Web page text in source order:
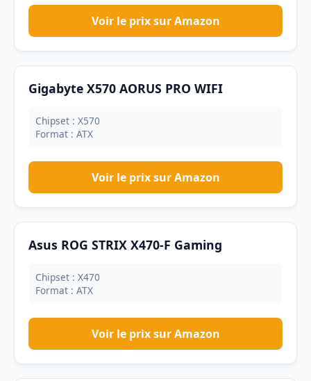
Voir le prix sur Amazon
Gigabyte X570 AORUS PRO WIFI
Chipset : X570
Format : ATX
Voir le prix sur Amazon
Asus ROG STRIX X470-F Gaming
Chipset : X470
Format : ATX
Voir le prix sur Amazon